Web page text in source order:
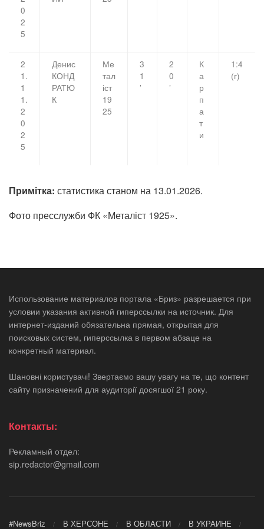
0
2
5
2
1.
1
1.
2
0
2
5
Денис
КОНД
РАТЮ
К
Ме
тал
іст
19
25
3
1
’
2
0
’
К
а
р
п
а
т
и
1:4
(г)
Примітка: статистика станом на 13.01.2026.
Фото пресслужби ФК «Металіст 1925».
Использование материалов портала «Бриз» разрешается при
условии указания активной гиперссылки на источник. Для
интернет-изданий обязательна прямая, открытая для
поисковых систем, гиперссылка в первом абзаце на
конкретный материал.
Шановні користувачі! Звертаємо вашу увагу на те, що контент
сайту призначений для аудиторії досягшої 21 року.
Контакты:
Рекламный отдел:
sip.redactor@gmail.com
#NewsBriz В ХЕРСОНЕ В ОБЛАСТИ В УКРАИНЕ